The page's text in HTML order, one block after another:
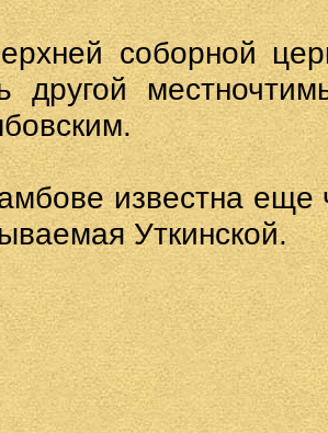
соборной
другой
известна еще
Уткинской.